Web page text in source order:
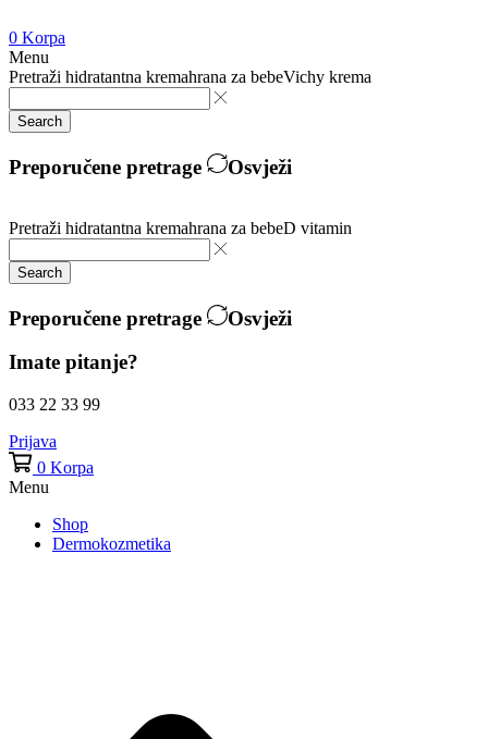
0 Korpa
Menu
Pretraži hidratantna kremahrana za bebeVichy krema
Search
Preporučene pretrage Osvježi
Pretraži hidratantna kremahrana za bebeD vitamin
Search
Preporučene pretrage
Osvježi
Imate pitanje?
033 22 33 99
Prijava
0 Korpa
Menu
Shop
Dermokozmetika